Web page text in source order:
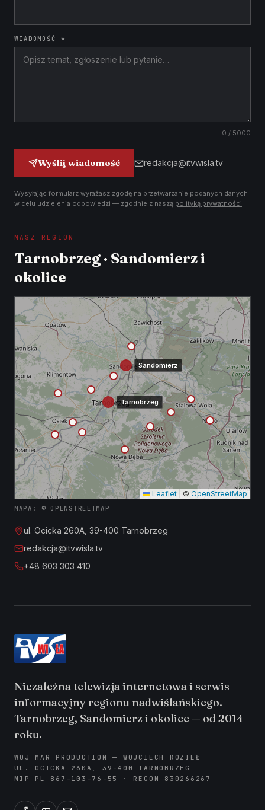
WIADOMOŚĆ *
0 / 5000
Wyślij wiadomość redakcja@itvwisla.tv
Wysyłając formularz wyrażasz zgodę na przetwarzanie podanych danych
w celu udzielenia odpowiedzi — zgodnie z naszą polityką prywatności.
NASZ REGION
Tarnobrzeg · Sandomierz i
okolice
Tarnobrzeg
Sandomierz
Leaflet © OpenStreetMap
MAPA: © OPENSTREETMAP
ul. Ocicka 260A, 39-400 Tarnobrzeg
redakcja@itvwisla.tv
+48 603 303 410
Niezależna telewizja internetowa i serwis
informacyjny regionu nadwiślańskiego.
Tarnobrzeg, Sandomierz i okolice — od 2014
roku.
WOJ MAR PRODUCTION — WOJCIECH KOZIEŁ
UL. OCICKA 260A, 39-400 TARNOBRZEG
NIP PL 867-103-76-55 · REGON 830266267